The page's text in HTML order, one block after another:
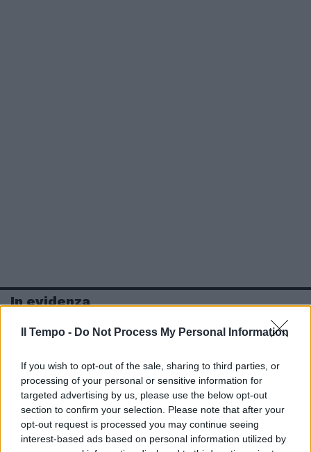
Il Tempo - Do Not Process My Personal Information
If you wish to opt-out of the sale, sharing to third parties, or
processing of your personal or sensitive information for
targeted advertising by us, please use the below opt-out
section to confirm your selection. Please note that after your
opt-out request is processed you may continue seeing
interest-based ads based on personal information utilized by
In evidenza